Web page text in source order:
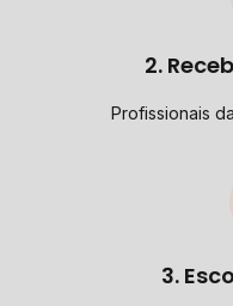
2.
Profissionais
3.